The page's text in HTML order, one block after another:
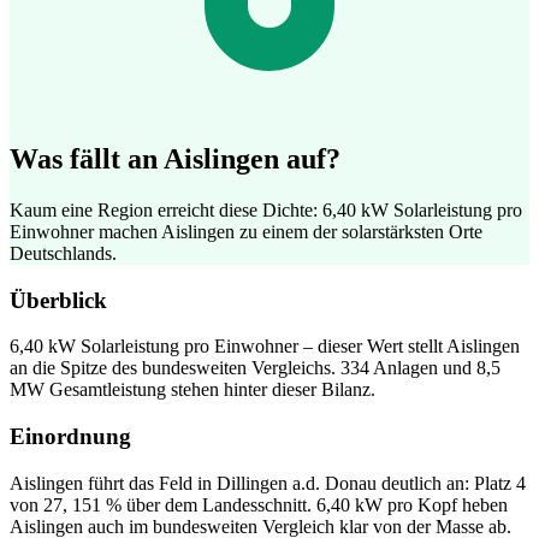
Was fällt an Aislingen auf?
Kaum eine Region erreicht diese Dichte: 6,40 kW Solarleistung pro
Einwohner machen Aislingen zu einem der solarstärksten Orte
Deutschlands.
Überblick
6,40 kW Solarleistung pro Einwohner – dieser Wert stellt Aislingen
an die Spitze des bundesweiten Vergleichs. 334 Anlagen und 8,5
MW Gesamtleistung stehen hinter dieser Bilanz.
Einordnung
Aislingen führt das Feld in Dillingen a.d. Donau deutlich an: Platz 4
von 27, 151 % über dem Landesschnitt. 6,40 kW pro Kopf heben
Aislingen auch im bundesweiten Vergleich klar von der Masse ab.